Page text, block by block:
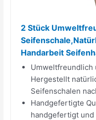
2 Stück
Handarbeit
Umweltfreundlich
Hergestellt
Seifenschalen
Handgefertigte
handgefertigt